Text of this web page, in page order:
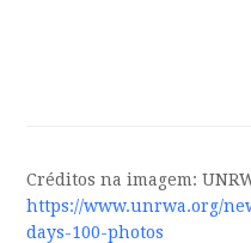
Créditos na imagem:
https://www.unrwa.org/
days-100-photos